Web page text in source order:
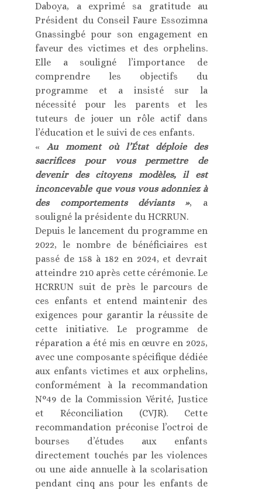
Daboya, a exprimé sa gratitude au
Président du Conseil Faure Essozimna
Gnassingbé pour son engagement en
faveur des victimes et des orphelins.
Elle a souligné l’importance de
comprendre les objectifs du
programme et a insisté sur la
nécessité pour les parents et les
tuteurs de jouer un rôle actif dans
l’éducation et le suivi de ces enfants.
«Au moment où l’État déploie des
sacrifices pour vous permettre de
devenir des citoyens modèles, il est
inconcevable que vous vous adonniez à
des comportements déviants », a
souligné la présidente du HCRRUN.
Depuis le lancement du programme en
2022, le nombre de bénéficiaires est
passé de 158 à 182 en 2024, et devrait
atteindre 210 après cette cérémonie. Le
HCRRUN suit de près le parcours de
ces enfants et entend maintenir des
exigences pour garantir la réussite de
cette initiative. Le programme de
réparation a été mis en œuvre en 2025,
avec une composante spécifique dédiée
aux enfants victimes et aux orphelins,
conformément à la recommandation
N°49 de la Commission Vérité, Justice
et Réconciliation (CVJR). Cette
recommandation préconise l’octroi de
bourses d’études aux enfants
directement touchés par les violences
ou une aide annuelle à la scolarisation
pendant cinq ans pour les enfants de